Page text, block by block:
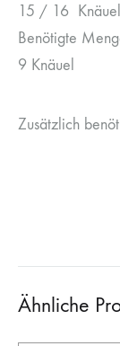
15 / 16 Knäuel
Benötigte
9 Knäuel
Zusätzlich
Ähnliche